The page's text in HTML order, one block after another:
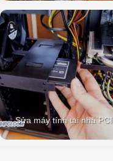
Sửa máy tính tại nhà PCI